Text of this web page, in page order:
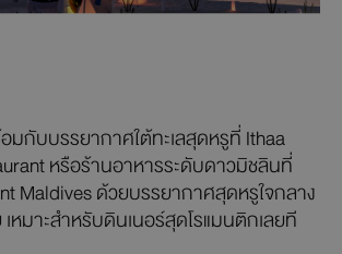
มกับบรรยากาศใต้ทะเลสุดหรูที่ Ithaa
หรือร้านอาหารระดับดาวมิชลินที่
Maldives ด้วยบรรยากาศสุดหรูใจกลาง
หมาะสำหรับดินเนอร์สุดโรแมนติกเลยที